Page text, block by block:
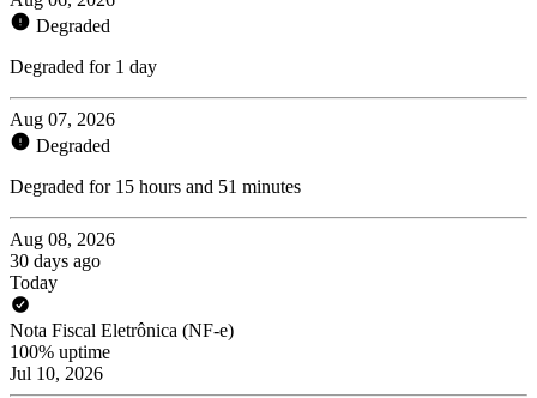
Degraded
Degraded for 1 day
Aug 07, 2026
Degraded
Degraded for 15 hours and 51 minutes
Aug 08, 2026
30 days ago
Today
Nota Fiscal Eletrônica (NF-e)
100% uptime
Jul 10, 2026